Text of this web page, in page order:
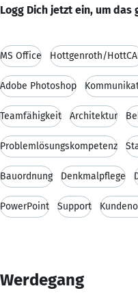
Logg Dich jetzt ein, um das
MS Office Hottgenroth/
Adobe Photoshop
Teamfähigkeit Architektur
Problemlösungskompetenz
Bauordnung Denkmalpflege
PowerPoint Support
Werdegang